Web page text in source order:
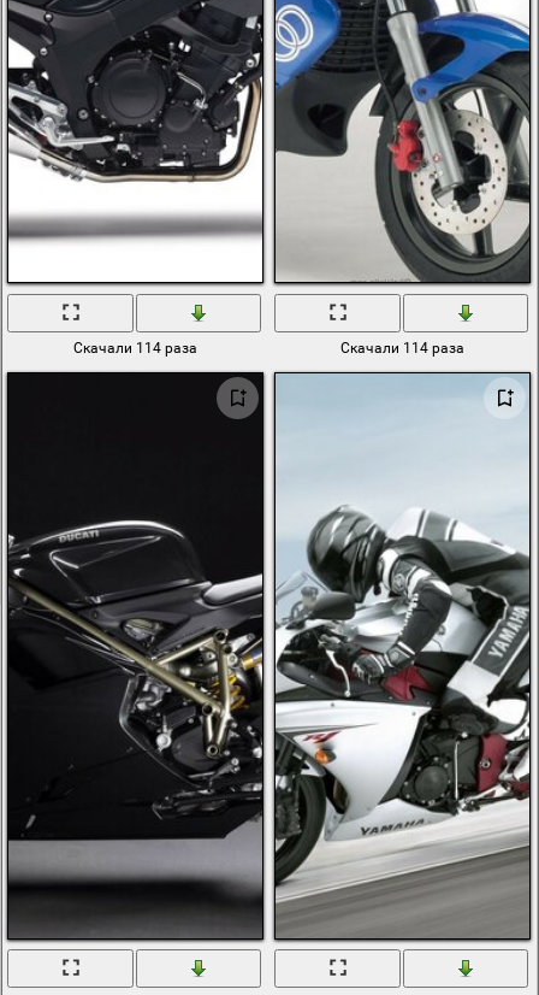
Скачали 114 раза Скачали 114 раза